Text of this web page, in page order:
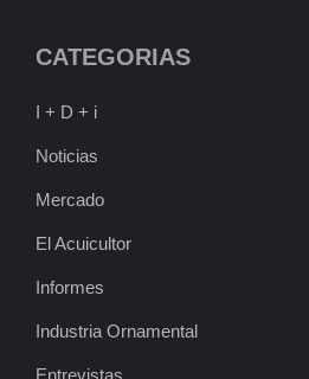
CATEGORIAS
I + D + i
Noticias
Mercado
El Acuicultor
Informes
Industria Ornamental
Entrevistas